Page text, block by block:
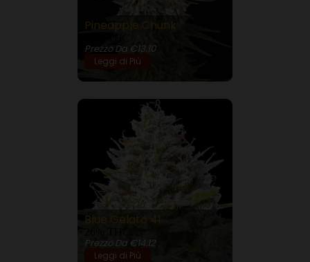
Pineapple Chunk
Prezzo Da €13.10
Leggi di Più
Blue Gelato 41
Prezzo Da €14.12
Leggi di Più